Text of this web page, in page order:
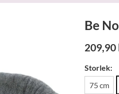
Be
209,90
Storlek:
75 cm